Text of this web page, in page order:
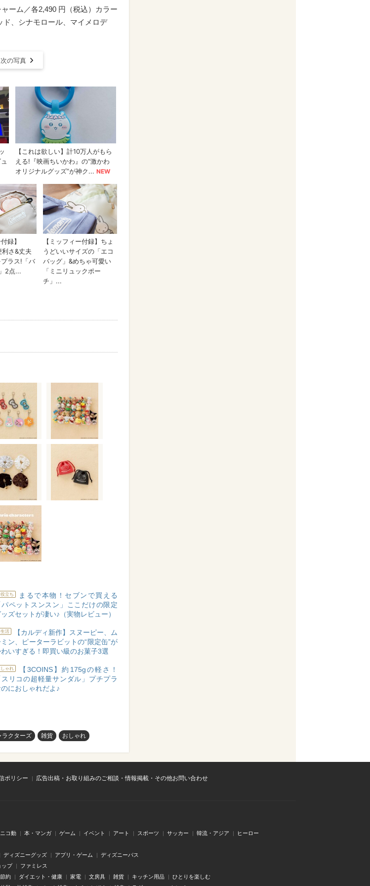
ーム／各2,490 円（税込）カラー
ド、シナモロール、マイメロデ
次の写真
立ち
まるで本物！セブンで買える
パペットスンスン」ここだけの限定
ズセットが凄い♪（実物レビュー）
活
【カルディ新作】スヌーピー、ム
ミン、ピーターラビットの“限定缶”が
いすぎる！即買い級のお菓子3選
ゃれ
【3COINS】約175gの軽さ！
スリコの超軽量サンダル」プチプラ
のにおしゃれだよ♪
ラクターズ 雑貨 おしゃれ
ポリシー
広告出稿・お取り組みのご相談・情報掲載・その他お問い合わせ
ニコ動 本・マンガ ゲーム イベント アート スポーツ サッカー 韓流・アジア ヒーロー
ディズニーグッズ アプリ・ゲーム ディズニーパス
ップ ファミレス
節約 ダイエット・健康 家電 文房具 雑貨 キッチン用品 ひとりを楽しむ